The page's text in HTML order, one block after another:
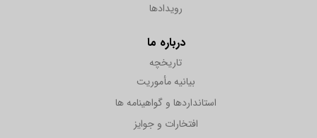
رویدادها
درباره ما
تاریخچه
بیانیه مأموریت
استانداردها و گواهینامه ها
افتخارات و جوایز